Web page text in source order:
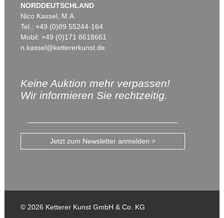
NORDDEUTSCHLAND
Nico Kassel, M.A.
Tel.: +49 (0)89 55244-164
Mobil: +49 (0)171 8618661
n.kassel@kettererkunst.de
Keine Auktion mehr verpassen!
Wir informieren Sie rechtzeitig.
Jetzt zum Newsletter anmelden >
© 2026 Ketterer Kunst GmbH & Co. KG